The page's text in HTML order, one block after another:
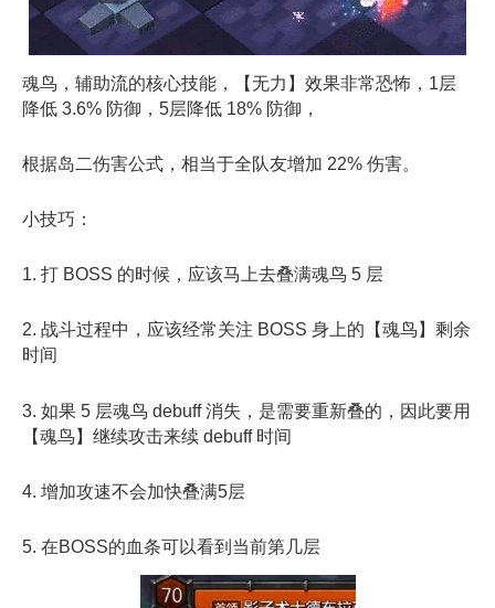
魂鸟，辅助流的核心技能，【无力】效果非常恐怖，1层
降低 3.6% 防御，5层降低 18% 防御，
根据岛二伤害公式，相当于全队友增加 22% 伤害。
小技巧：
1. 打 BOSS 的时候，应该马上去叠满魂鸟 5 层
2. 战斗过程中，应该经常关注 BOSS 身上的【魂鸟】剩余
时间
3. 如果 5 层魂鸟 debuff 消失，是需要重新叠的，因此要用
【魂鸟】继续攻击来续 debuff 时间
4. 增加攻速不会加快叠满5层
5. 在BOSS的血条可以看到当前第几层